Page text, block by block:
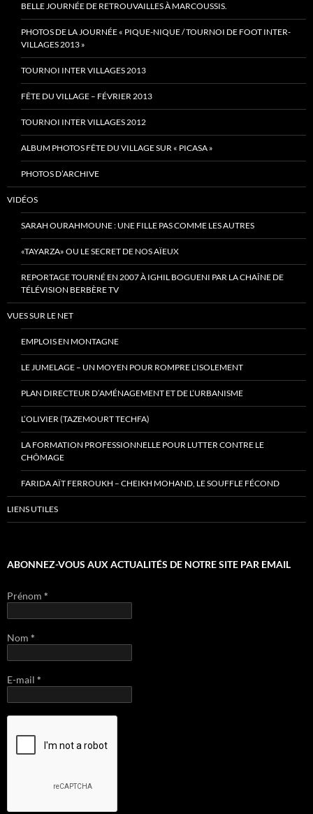
BELLE JOURNÉE DE RETROUVAILLES À MARCOUSSIS.
PHOTOS DE LA JOURNÉE « PIQUE-NIQUE / TOURNOI DE FOOT INTER-
VILLAGES 2013 »
TOURNOI INTER VILLAGES 2013
FÊTE DU VILLAGE – FÉVRIER 2013
TOURNOI INTER VILLAGES 2012
ALBUM PHOTOS FÊTE DU VILLAGE SUR « PICASA »
PHOTOS D’ARCHIVE
VIDÉOS
SARAH OURAHMOUNE : UNE FILLE PAS COMME LES AUTRES
«TAYARZA» OU LE SECRET DE NOS AÏEUX
REPORTAGE TOURNÉ EN 2007 À IGHIL BOGUENI PAR LA CHAÎNE DE
TÉLÉVISION BERBÈRE TV
VUES SUR LE NET
EMPLOIS EN MONTAGNE
LE JUMELAGE – UN MOYEN POUR ROMPRE L’ISOLEMENT
PLAN DIRECTEUR D’AMÉNAGEMENT ET DE L’URBANISME
L’OLIVIER (TAZEMOURT TECHFA)
LA FORMATION PROFESSIONNELLE POUR LUTTER CONTRE LE
CHÔMAGE
FARIDA AÏT FERROUKH – CHEIKH MOHAND, LE SOUFFLE FÉCOND
LIENS UTILES
ABONNEZ-VOUS AUX ACTUALITÉS DE NOTRE SITE PAR EMAIL
Prénom *
Nom *
E-mail *